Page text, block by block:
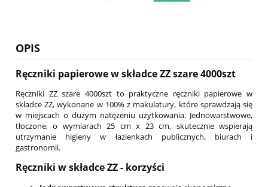
OPIS
Ręczniki papierowe w składce ZZ szare 4000szt
Ręczniki ZZ szare 4000szt to praktyczne ręczniki papierowe w
składce ZZ, wykonane w 100% z makulatury, które sprawdzają się
w miejscach o dużym natężeniu użytkowania. Jednowarstwowe,
tłoczone, o wymiarach 25 cm x 23 cm, skutecznie wspierają
utrzymanie higieny w łazienkach publicznych, biurach i
gastronomii.
Ręczniki w składce ZZ - korzyści